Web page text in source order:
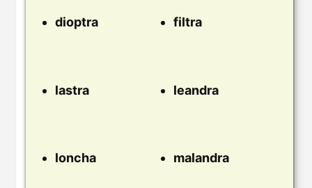
dioptra filtra
lastra leandra
loncha malandra